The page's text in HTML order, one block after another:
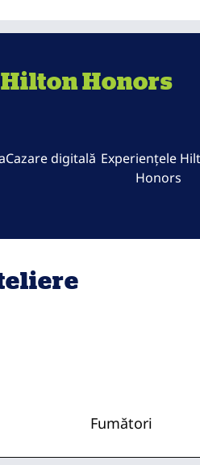
Honors
Cazare digitală Experiențele
Honors
Fumători